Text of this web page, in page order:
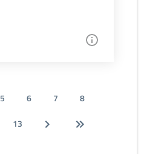
5 6 7
8
13